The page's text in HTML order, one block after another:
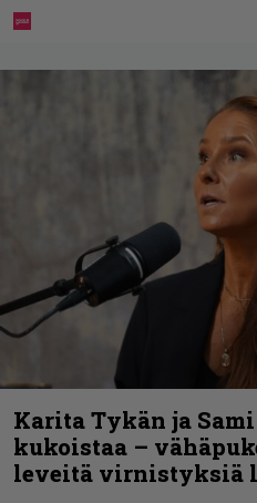
Karita Tykän ja
kukoistaa –
leveitä virnistyksiä